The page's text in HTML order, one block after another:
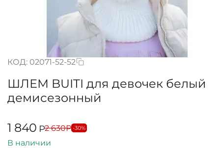
КОД: 02071-52-52
ШЛЕМ BUITI для девочек белый
демисезонный
1 840 Р2 630Р -30%
В наличии